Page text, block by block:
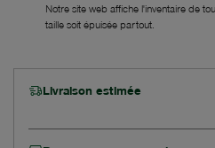
Notre site web affiche l'inventaire de
taille soit épuisée partout.
Livraison estimée